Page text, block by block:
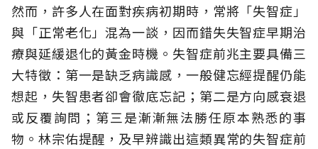
然而，許多人在面對疾病初期時，常將「失智症」
與「正常老化」混為一談，因而錯失失智症早期治
療與延緩退化的黃金時機。失智症前兆主要具備三
大特徵：第一是缺乏病識感，一般健忘經提醒仍能
想起，失智患者卻會徹底忘記；第二是方向感衰退
或反覆詢問；第三是漸漸無法勝任原本熟悉的事
物。林宗佑提醒，及早辨識出這類異常的失智症前